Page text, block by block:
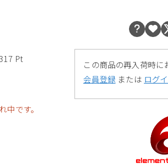
Pt
です。
この商品の再入荷時
会員登録 または ログ